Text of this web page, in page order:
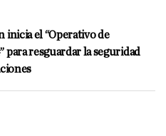
inicia el “Operativo de
para resguardar la seguridad